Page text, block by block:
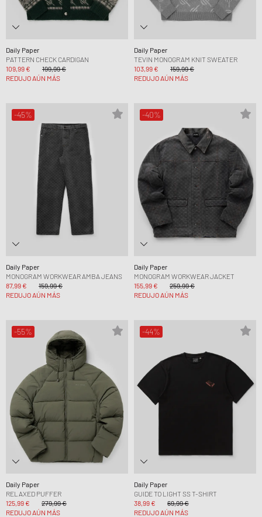
Daily Paper
PATTERN CHECK CARDIGAN
109,99 €
199,99 €
REDUJO AÚN MÁS
Daily Paper
TEVIN MONOGRAM KNIT SWEATER
103,99 €
159,99 €
REDUJO AÚN MÁS
-45%
Daily Paper
MONOGRAM WORKWEAR AMBA JEANS
87,99 €
159,99 €
REDUJO AÚN MÁS
-40%
Daily Paper
MONOGRAM WORKWEAR JACKET
155,99 €
259,99 €
REDUJO AÚN MÁS
-55%
Daily Paper
RELAXED PUFFER
125,99 €
279,99 €
REDUJO AÚN MÁS
-44%
Daily Paper
GUIDE TO LIGHT SS T-SHIRT
38,99 €
69,99 €
REDUJO AÚN MÁS